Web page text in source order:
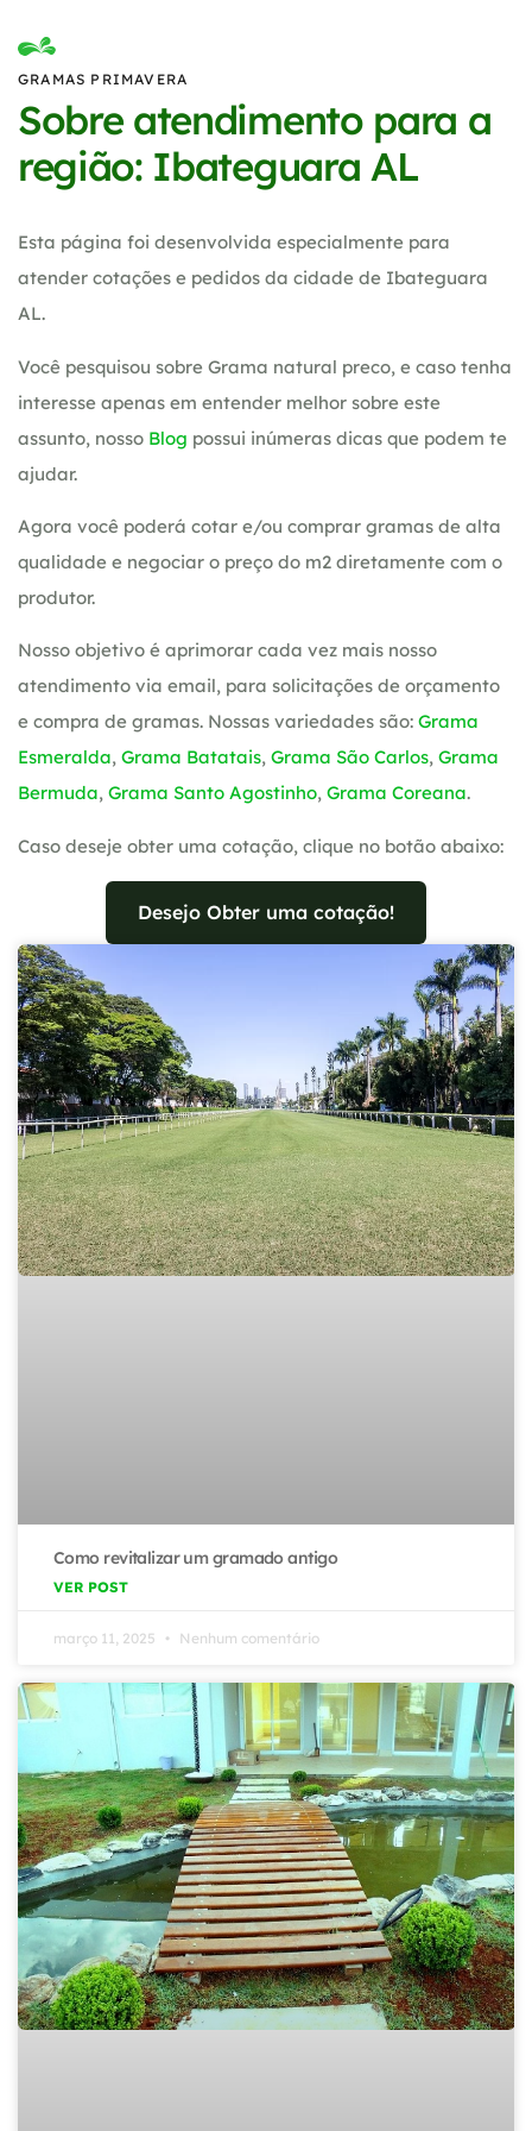
GRAMAS PRIMAVERA
Sobre atendimento para a
região: Ibateguara AL
Esta página foi desenvolvida especialmente para
atender cotações e pedidos da cidade de Ibateguara
AL.
Você pesquisou sobre Grama natural preco, e caso tenha
interesse apenas em entender melhor sobre este
assunto, nosso Blog possui inúmeras dicas que podem te
ajudar.
Agora você poderá cotar e/ou comprar gramas de alta
qualidade e negociar o preço do m2 diretamente com o
produtor.
Nosso objetivo é aprimorar cada vez mais nosso
atendimento via email, para solicitações de orçamento
e compra de gramas. Nossas variedades são: Grama
Esmeralda, Grama Batatais, Grama São Carlos, Grama
Bermuda, Grama Santo Agostinho, Grama Coreana.
Caso deseje obter uma cotação, clique no botão abaixo:
Desejo Obter uma cotação!
Como revitalizar um gramado antigo
VER POST
março 11, 2025 Nenhum comentário